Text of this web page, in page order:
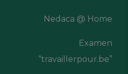
Nedaca @ Home
Examen
“travaillerpour.be”